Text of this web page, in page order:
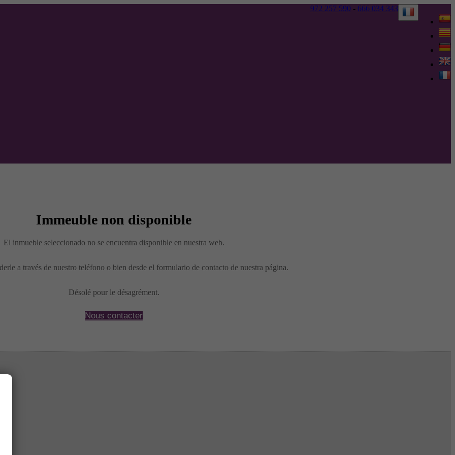
972 257 590 - 666 034 343
Immeuble non disponible
El inmueble seleccionado no se encuentra disponible en nuestra web.
a través de nuestro teléfono o bien desde el formulario de contacto de nuestra página.
Désolé pour le désagrément.
Nous contacter